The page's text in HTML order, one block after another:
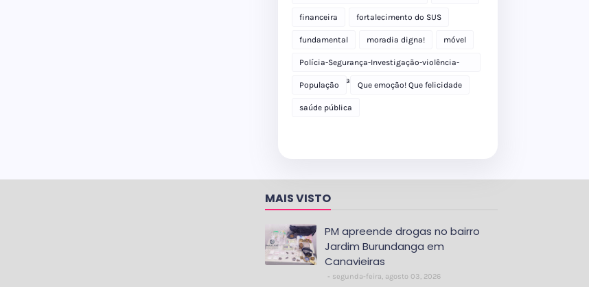
financeira fortalecimento do SUS
fundamental moradia digna! móvel
Polícia-Segurança-Investigação-violência-
Polícia Militar-delegacia
População Que emoção! Que felicidade
saúde pública
MAIS VISTO
PM apreende drogas no bairro
Jardim Burundanga em
Canavieiras
segunda-feira, agosto 03, 2026